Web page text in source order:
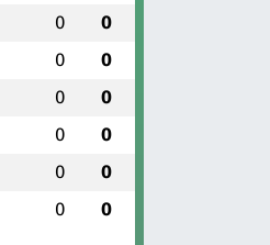
0 0
0 0
0 0
0 0
0 0
0 0